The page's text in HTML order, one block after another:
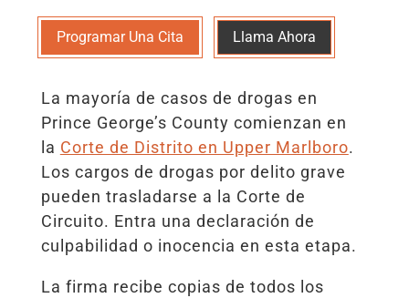
Programar Una Cita Llama Ahora
La mayoría de casos de drogas en
Prince George’s County comienzan en
la Corte de Distrito en Upper Marlboro.
Los cargos de drogas por delito grave
pueden trasladarse a la Corte de
Circuito. Entra una declaración de
culpabilidad o inocencia en esta etapa.
La firma recibe copias de todos los